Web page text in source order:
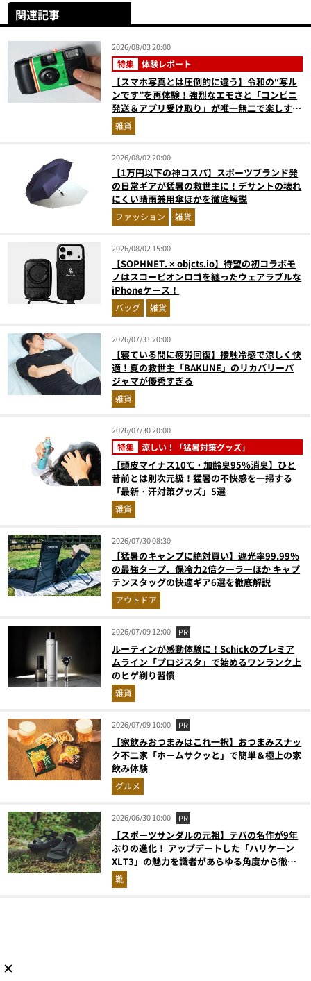
関連記事
2026/08/03 20:00
特集 体験レポート
【スマホ写真とは圧倒的に違う】令和の“写ル
ンです”を再体験！強烈なエモさと「コンビニ
発送＆アプリ受け取り」が唯一無二で楽しすぎ
た雑貨
2026/08/02 20:00
【1万円以下の神コスパ】スポーツブランド発
の日常ギアが猛暑の救世主に！デサントの壊れ
にくい晴雨兼用傘ほかを徹底解説
ファッション 雑貨
2026/08/02 15:00
【SOPHNET. × objcts.io】待望の初コラボモ
ノはスコーピオンロゴを纏ったウェアラブルな
iPhoneケース！
バッグ 雑貨
2026/07/31 20:00
【寝ている間に疲労回復】接触冷感で涼しく快
適！夏の救世主「BAKUNE」のリカバリーパ
ジャマが優秀すぎる
雑貨
2026/07/30 20:00
特集 涼しい！「猛暑対策グッズ」
【頭皮マイナス10℃・加齢臭95％消臭】ひと
昔前とは別次元級！猛暑の不快感を一掃する
「最新・汗対策グッズ」5選
雑貨
2026/07/30 08:30
【猛暑のキャンプに絶対買い】遮光率99.99％
の最強タープ、保冷力2倍クーラーほか キャプ
テンスタッグの快適ギア6選を徹底解説
アウトドア
2026/07/09 12:00 PR
ルーティンが感動体験に！Schickのプレミア
ムライン「プロジスタ」で始めるワンランク上
のヒゲ剃り習慣
雑貨
2026/07/09 10:00 PR
【家飲みおつまみはこれ一択】おつまみスナッ
ク不二家「ホームサクッと」で簡単＆極上の家
飲み体験
グルメ
2026/06/30 10:00 PR
【スポーツサンダルの元祖】テバの名作が9年
ぶりの進化！ アップデートした「ハリケーン
XLT3」の魅力を識者があらゆる角度から徹底
解説！
靴